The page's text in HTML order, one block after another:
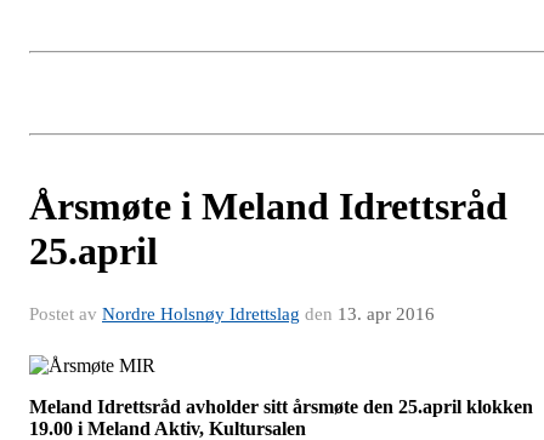
Årsmøte i Meland Idrettsråd
25.april
Postet av Nordre Holsnøy Idrettslag den 13. apr 2016
Meland Idrettsråd avholder sitt årsmøte den 25.april klokken
19.00 i Meland Aktiv, Kultursalen